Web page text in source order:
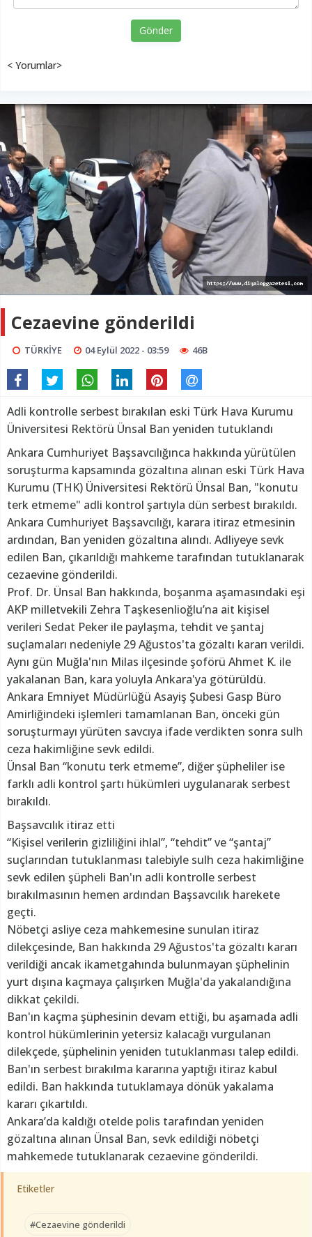
Gönder
< Yorumlar>
Cezaevine gönderildi
TÜRKİYE 04 Eylül 2022 - 03:59 46B
Adli kontrolle serbest bırakılan eski Türk Hava Kurumu
Üniversitesi Rektörü Ünsal Ban yeniden tutuklandı
Ankara Cumhuriyet Başsavcılığınca hakkında yürütülen
soruşturma kapsamında gözaltına alınan eski Türk Hava
Kurumu (THK) Üniversitesi Rektörü Ünsal Ban, "konutu
terk etmeme" adli kontrol şartıyla dün serbest bırakıldı.
Ankara Cumhuriyet Başsavcılığı, karara itiraz etmesinin
ardından, Ban yeniden gözaltına alındı. Adliyeye sevk
edilen Ban, çıkarıldığı mahkeme tarafından tutuklanarak
cezaevine gönderildi.
Prof. Dr. Ünsal Ban hakkında, boşanma aşamasındaki eşi
AKP milletvekili Zehra Taşkesenlioğlu’na ait kişisel
verileri Sedat Peker ile paylaşma, tehdit ve şantaj
suçlamaları nedeniyle 29 Ağustos'ta gözaltı kararı verildi.
Aynı gün Muğla'nın Milas ilçesinde şoförü Ahmet K. ile
yakalanan Ban, kara yoluyla Ankara'ya götürüldü.
Ankara Emniyet Müdürlüğü Asayiş Şubesi Gasp Büro
Amirliğindeki işlemleri tamamlanan Ban, önceki gün
soruşturmayı yürüten savcıya ifade verdikten sonra sulh
ceza hakimliğine sevk edildi.
Ünsal Ban “konutu terk etmeme”, diğer şüpheliler ise
farklı adli kontrol şartı hükümleri uygulanarak serbest
bırakıldı.
Başsavcılık itiraz etti
“Kişisel verilerin gizliliğini ihlal”, “tehdit” ve “şantaj”
suçlarından tutuklanması talebiyle sulh ceza hakimliğine
sevk edilen şüpheli Ban'ın adli kontrolle serbest
bırakılmasının hemen ardından Başsavcılık harekete
geçti.
Nöbetçi asliye ceza mahkemesine sunulan itiraz
dilekçesinde, Ban hakkında 29 Ağustos'ta gözaltı kararı
verildiği ancak ikametgahında bulunmayan şüphelinin
yurt dışına kaçmaya çalışırken Muğla'da yakalandığına
dikkat çekildi.
Ban'ın kaçma şüphesinin devam ettiği, bu aşamada adli
kontrol hükümlerinin yetersiz kalacağı vurgulanan
dilekçede, şüphelinin yeniden tutuklanması talep edildi.
Ban'ın serbest bırakılma kararına yaptığı itiraz kabul
edildi. Ban hakkında tutuklamaya dönük yakalama
kararı çıkartıldı.
Ankara’da kaldığı otelde polis tarafından yeniden
gözaltına alınan Ünsal Ban, sevk edildiği nöbetçi
mahkemede tutuklanarak cezaevine gönderildi.
Etiketler
#Cezaevine gönderildi